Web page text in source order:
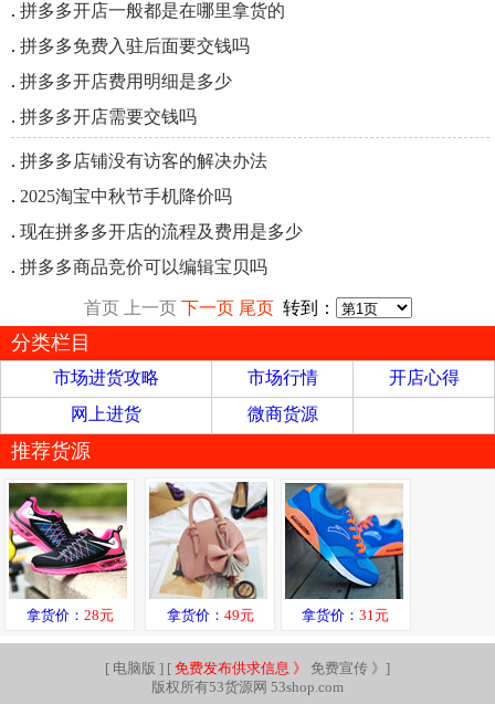
. 拼多多开店一般都是在哪里拿货的
. 拼多多免费入驻后面要交钱吗
. 拼多多开店费用明细是多少
. 拼多多开店需要交钱吗
. 拼多多店铺没有访客的解决办法
. 2025淘宝中秋节手机降价吗
. 现在拼多多开店的流程及费用是多少
. 拼多多商品竞价可以编辑宝贝吗
首页 上一页 下一页 尾页转到：
分类栏目
市场进货攻略 市场行情
开店心得
网上进货
微商货源
推荐货源
拿货价： 28元 拿货价： 49元 拿货价：31元
[ 电脑版 ] [ 免费发布供求信息 》 免费宣传 》 ]
版权所有53货源网 53shop.com